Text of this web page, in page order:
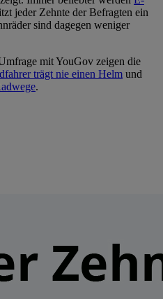
jeder Zehnte der Befragten ein
sind dagegen weniger
mit YouGov zeigen die
trägt nie einen Helm und
.